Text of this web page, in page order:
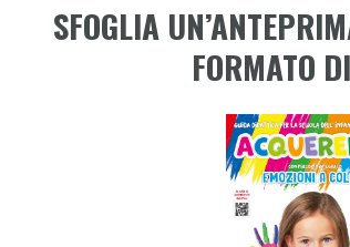
SFOGLIA
FORMATO